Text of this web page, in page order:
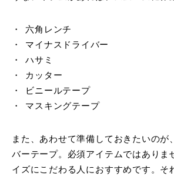
六角レンチ
マイナスドライバー
ハサミ
カッター
ビニールテープ
マスキングテープ
また、あわせて準備しておきたいのが
バーテープ。必須アイテムではありま
イズにこだわる人におすすめです。そ